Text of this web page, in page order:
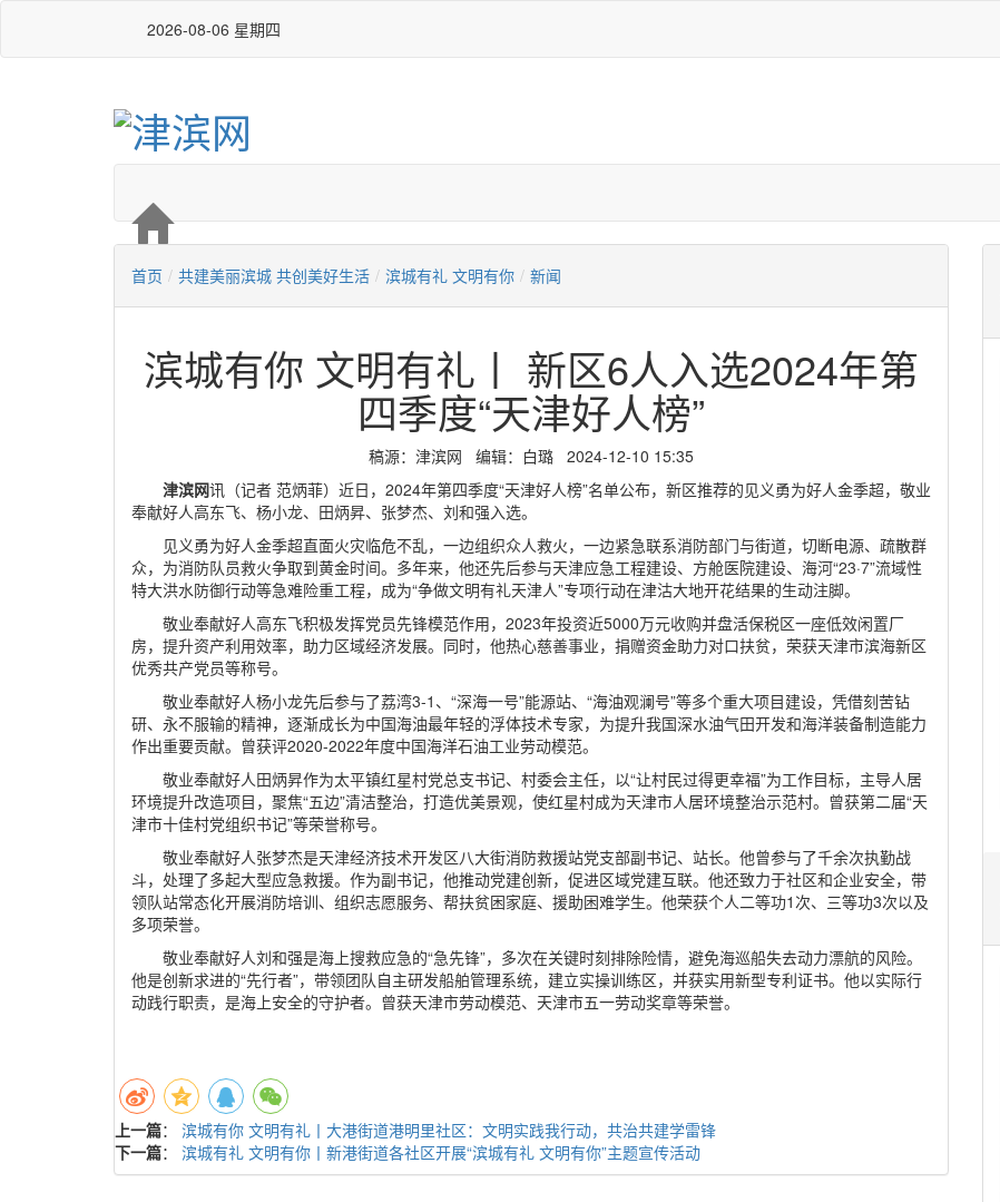
2026-08-06 星期四
首页 / 共建美丽滨城 共创美好生活 / 滨城有礼 文明有你 / 新闻
滨城有你 文明有礼丨 新区6人入选2024年第
四季度“天津好人榜”
稿源：津滨网 编辑：白璐 2024-12-10 15:35
津滨网讯（记者 范炳菲）近日，2024年第四季度“天津好人榜”名单公布，新区推荐的见义勇为好人金季超，敬业
奉献好人高东飞、杨小龙、田炳昇、张梦杰、刘和强入选。
见义勇为好人金季超直面火灾临危不乱，一边组织众人救火，一边紧急联系消防部门与街道，切断电源、疏散群
众，为消防队员救火争取到黄金时间。多年来，他还先后参与天津应急工程建设、方舱医院建设、海河“23·7”流域性
特大洪水防御行动等急难险重工程，成为“争做文明有礼天津人”专项行动在津沽大地开花结果的生动注脚。
敬业奉献好人高东飞积极发挥党员先锋模范作用，2023年投资近5000万元收购并盘活保税区一座低效闲置厂
房，提升资产利用效率，助力区域经济发展。同时，他热心慈善事业，捐赠资金助力对口扶贫，荣获天津市滨海新区
优秀共产党员等称号。
敬业奉献好人杨小龙先后参与了荔湾3-1、“深海一号”能源站、“海油观澜号”等多个重大项目建设，凭借刻苦钻
研、永不服输的精神，逐渐成长为中国海油最年轻的浮体技术专家，为提升我国深水油气田开发和海洋装备制造能力
作出重要贡献。曾获评2020-2022年度中国海洋石油工业劳动模范。
敬业奉献好人田炳昇作为太平镇红星村党总支书记、村委会主任，以“让村民过得更幸福”为工作目标，主导人居
环境提升改造项目，聚焦“五边”清洁整治，打造优美景观，使红星村成为天津市人居环境整治示范村。曾获第二届“天
津市十佳村党组织书记”等荣誉称号。
敬业奉献好人张梦杰是天津经济技术开发区八大街消防救援站党支部副书记、站长。他曾参与了千余次执勤战
斗，处理了多起大型应急救援。作为副书记，他推动党建创新，促进区域党建互联。他还致力于社区和企业安全，带
领队站常态化开展消防培训、组织志愿服务、帮扶贫困家庭、援助困难学生。他荣获个人二等功1次、三等功3次以及
多项荣誉。
敬业奉献好人刘和强是海上搜救应急的“急先锋”，多次在关键时刻排除险情，避免海巡船失去动力漂航的风险。
他是创新求进的“先行者”，带领团队自主研发船舶管理系统，建立实操训练区，并获实用新型专利证书。他以实际行
动践行职责，是海上安全的守护者。曾获天津市劳动模范、天津市五一劳动奖章等荣誉。
上一篇： 滨城有你 文明有礼丨大港街道港明里社区：文明实践我行动，共治共建学雷锋
下一篇： 滨城有礼 文明有你丨新港街道各社区开展“滨城有礼 文明有你”主题宣传活动